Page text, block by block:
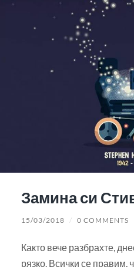
Замина си
15/03/2018 / 0 COMMENTS
Както вече разбрахте,
рязко. Всички се правим,